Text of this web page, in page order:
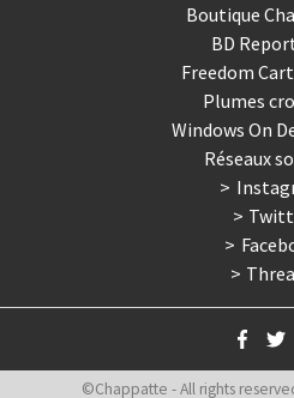
Boutique
BD
Freedom
Plumes
Windows On
Réseaux
©Chappatte - All rights